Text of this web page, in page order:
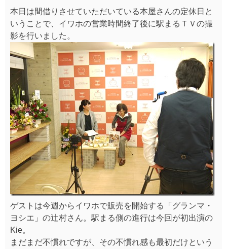
本日は間借りさせていただいている本屋さんの定休日と
いうことで、イワホの営業時間終了後に駅まるＴＶの撮
影を行いました。
ゲストは今週からイワホで販売を開始する「グランマ・
ヨシエ」の辻村さん。駅まる側の進行は今回が初出演の
Kie。
まだまだ不慣れですが、その不慣れ感も最初だけという